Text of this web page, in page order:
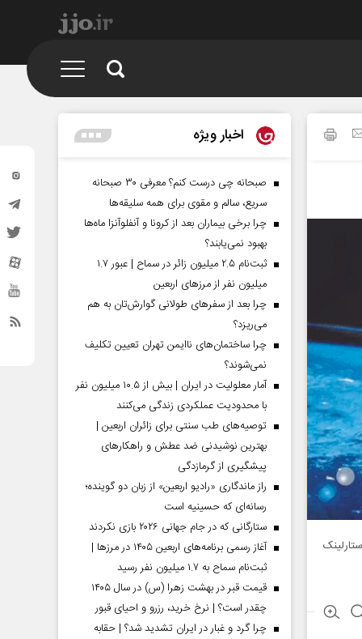
اخبار ویژه
صبحانه چی درست کنم؟ معرفی ۳۰ صبحانه
سریع، سالم و مقوی برای همه سلیقه‌ها
چرا برخی بیماران بعد از کرونا و آنفلوآنزا ماه‌ها
بهبود نمی‌یابند؟
ثبت‌نام ۲.۵ میلیون زائر در سماح | عبور ۱.۷
میلیون نفر از مرز‌های اربعین
چرا بعد از سفرهای طولانی گوارش‌تان به هم
می‌ریزد؟
چرا ساختمان‌های ناایمن تهران تعیین تکلیف
نمی‌شوند؟
آمار معلولیت در ایران | بیش از ۱۰.۵ میلیون نفر
با محدودیت عملکردی زندگی می‌کنند
توصیه‌های طب سنتی برای زائران اربعین |
بهترین نوشیدنی ضد عطش و راهکارهای
پیشگیری از گرمازدگی
راز ماندگاری «رادیو اربعین» از زبان دو گوینده؛
رسانه‌ای که حسینیه است
ستارگانی که در جام جهانی ۲۰۲۶ بازی نکردند
آغاز رسمی برنامه‌های اربعین ۱۴۰۵ در مرز‌ها |
ثبت‌نام سماح به ۱.۷ میلیون نفر رسید
قیمت قبر در بهشت زهرا (س) در سال ۱۴۰۵
چقدر است؟ | نرخ خرید، رزرو و احیای قبور
چرا گرد و غبار در ایران تشدید شد؟ | حقابه